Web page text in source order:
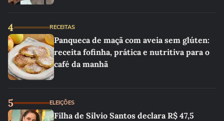
4 RECEITAS
Panqueca de maçã com aveia sem glúten:
receita fofinha, prática e nutritiva para o
café da manhã
5 ELEIÇÕES
Filha de Silvio Santos declara R$ 47,5